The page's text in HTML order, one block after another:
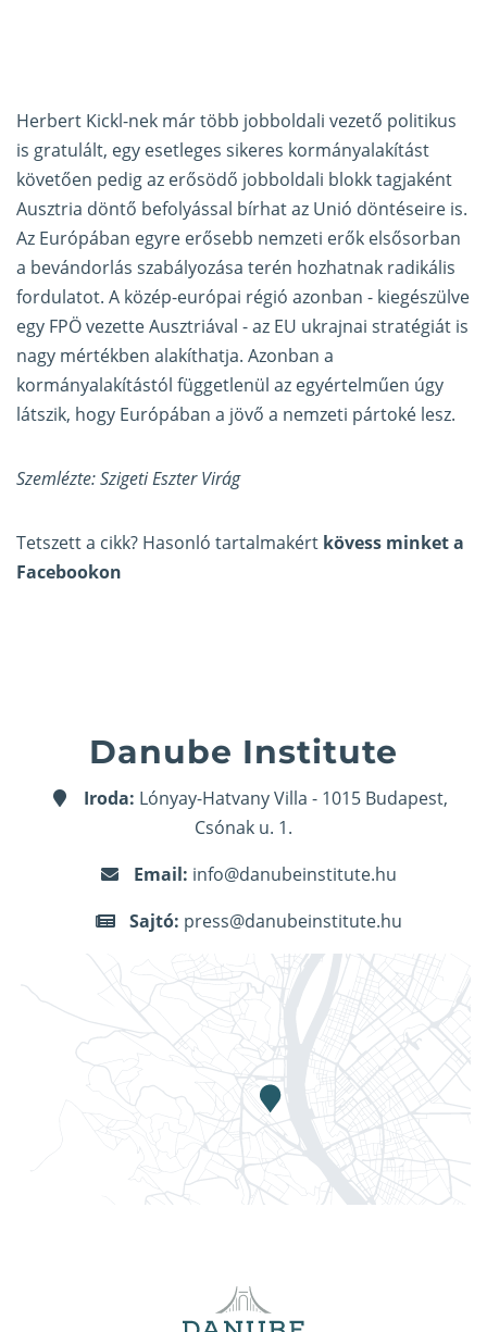
Herbert Kickl-nek már több jobboldali vezető politikus
is gratulált, egy esetleges sikeres kormányalakítást
követően pedig az erősödő jobboldali blokk tagjaként
Ausztria döntő befolyással bírhat az Unió döntéseire is.
Az Európában egyre erősebb nemzeti erők elsősorban
a bevándorlás szabályozása terén hozhatnak radikális
fordulatot. A közép-európai régió azonban - kiegészülve
egy FPÖ vezette Ausztriával - az EU ukrajnai stratégiát is
nagy mértékben alakíthatja. Azonban a
kormányalakítástól függetlenül az egyértelműen úgy
látszik, hogy Európában a jövő a nemzeti pártoké lesz.
Szemlézte: Szigeti Eszter Virág
Tetszett a cikk? Hasonló tartalmakért kövess minket a
Facebookon
Danube Institute
Iroda: Lónyay-Hatvany Villa - 1015 Budapest,
Csónak u. 1.
Email: info@danubeinstitute.hu
Sajtó: press@danubeinstitute.hu